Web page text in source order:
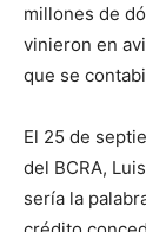
millones de
vinieron en
que se
El 25 de
del BCRA,
sería la